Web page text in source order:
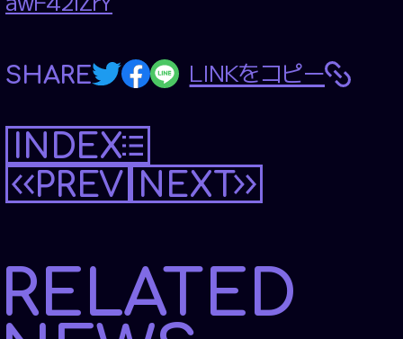
NEWS
COMPANY
RECRUIT
MESSAGE
ENTRY FORM
OFFSTAGE
SHARE LINKをコピー
PREV
INDEX
NEXT
RELATED